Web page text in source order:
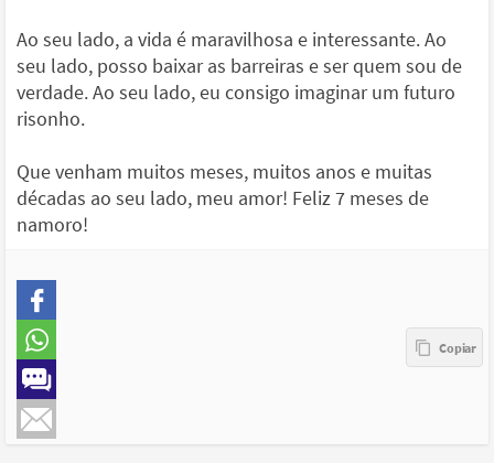
Ao seu lado, a vida é maravilhosa e interessante. Ao
seu lado, posso baixar as barreiras e ser quem sou de
verdade. Ao seu lado, eu consigo imaginar um futuro
risonho.
Que venham muitos meses, muitos anos e muitas
décadas ao seu lado, meu amor! Feliz 7 meses de
namoro!